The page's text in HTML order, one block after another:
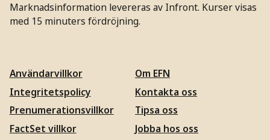
Marknadsinformation levereras av Infront. Kurser visas
med 15 minuters fördröjning.
Användarvillkor
Integritetspolicy
Prenumerationsvillkor
FactSet villkor
Om EFN
Kontakta oss
Tipsa oss
Jobba hos oss